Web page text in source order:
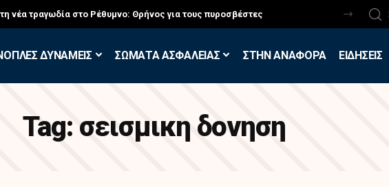
νέα τραγωδία στο Ρέθυμνο: Θρήνος για τους πυροσβέστες
ΔΥΝΑΜΕΙΣ ΣΩΜΑΤΑ ΑΣΦΑΛΕΙΑΣ ΣΤΗΝ ΑΝΑΦΟΡΑ ΕΙΔΗΣΕΙΣ
Tag: σεισμικη δονηση